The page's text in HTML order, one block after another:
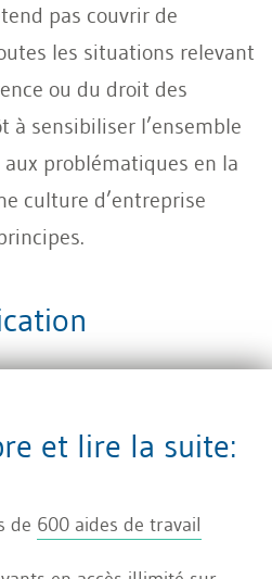
pas couvrir de
les situations relevant
ou du droit des
à sensibiliser l’ensemble
problématiques en la
culture d’entreprise
entreprise, qu’il s’agisse
de niveau
et lire la suite:
de 600 aides de travail